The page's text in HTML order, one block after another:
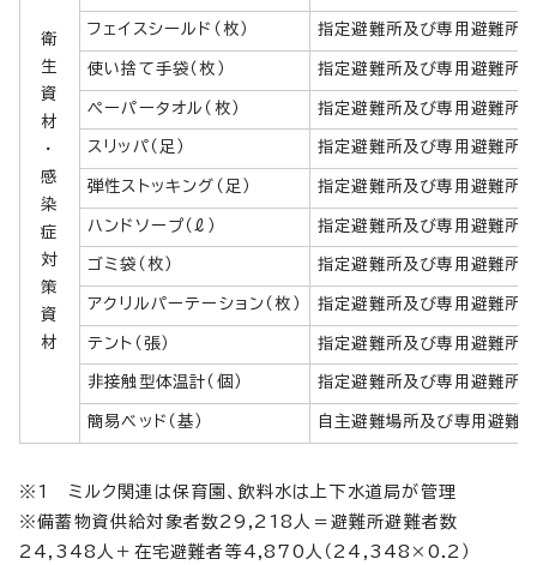
衛
生
資
材
・
感
染
症
対
策
資
材
フェイスシールド（枚） 指定避難所及び専用避難所
使い捨て手袋（枚） 指定避難所及び専用避難所
ペーパータオル（枚） 指定避難所及び専用避難所
スリッパ（足） 指定避難所及び専用避難所
弾性ストッキング（足） 指定避難所及び専用避難所
ハンドソープ（ℓ） 指定避難所及び専用避難所
ゴミ袋（枚） 指定避難所及び専用避難所
アクリルパーテーション（枚） 指定避難所及び専用避難所
テント（張） 指定避難所及び専用避難所
非接触型体温計（個） 指定避難所及び専用避難所
簡易ベッド（基） 自主避難場所及び専用避難
※1 ミルク関連は保育園、飲料水は上下水道局が管理
※備蓄物資供給対象者数29,218人＝避難所避難者数
24,348人＋在宅避難者等4,870人（24,348×0.2）